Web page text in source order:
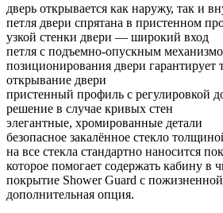
дверь открывается как наружу, так и
петля двери спрятана в пристенном
узкой стенки двери — широкий вход
петля с подъемно-опускным
позиционирования двери гарантирует
открывание двери
пристенный профиль с регулировкой
решение в случае кривых стен
элегантные, хромированные детали
безопасное закалённое стекло
на все стекла стандартно наносится
которое помогает содержать кабину в
покрытие Shower Guard с
дополнительная опция.